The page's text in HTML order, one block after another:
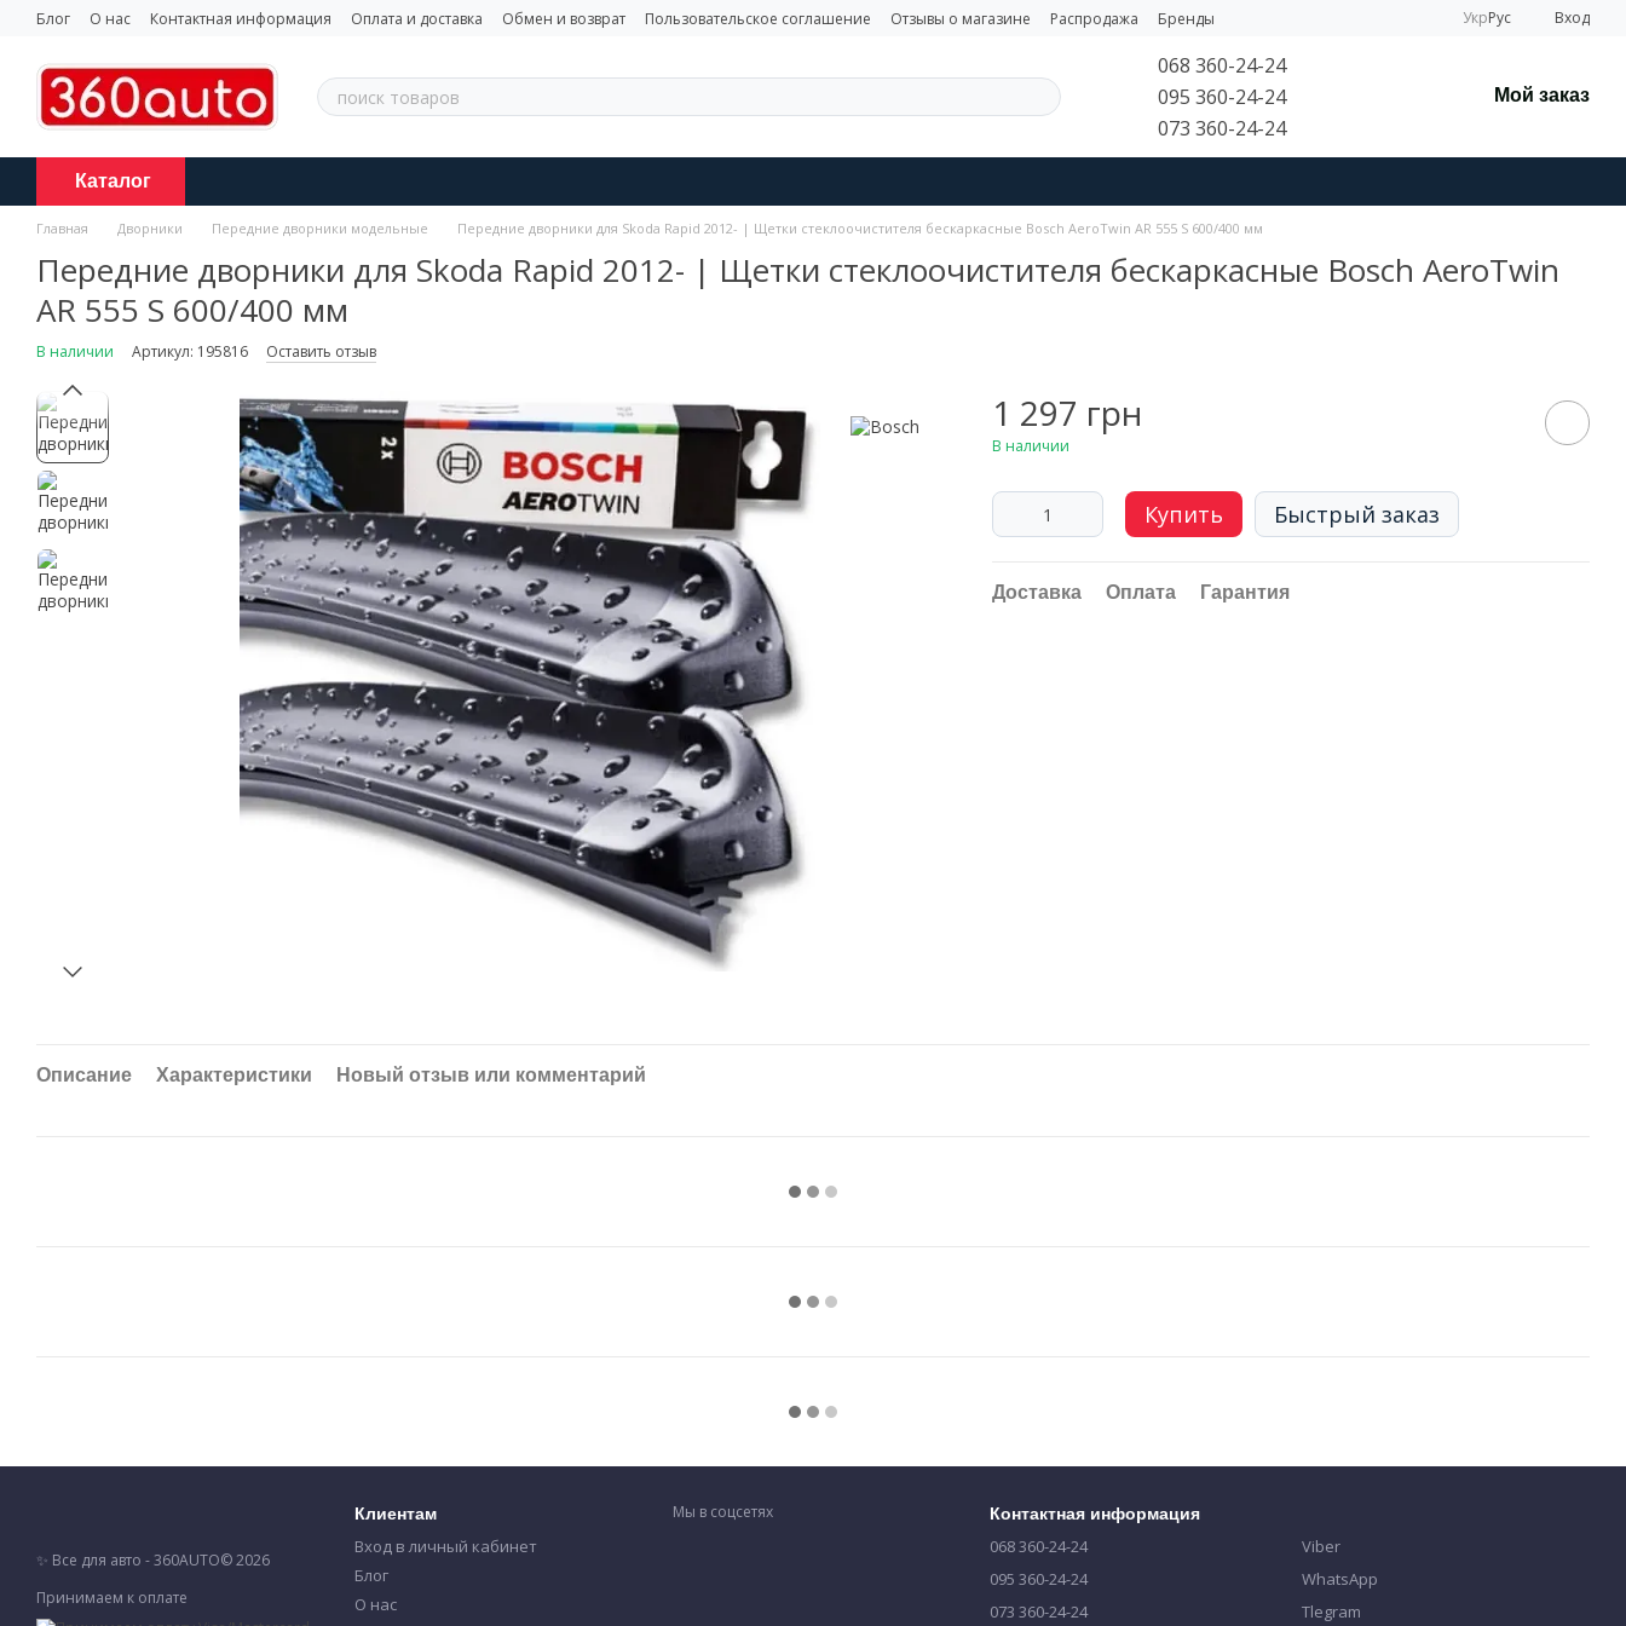
Перейти к основному контенту
Блог О нас Контактная информация Оплата и доставка Обмен и возврат Пользовательское соглашение Отзывы о магазине Распродажа Бренды УкрРус Вход
068 360-24-24
095 360-24-24
073 360-24-24
Мой заказ
Каталог
Главная Дворники Передние дворники модельные Передние дворники для Skoda Rapid 2012- | Щетки стеклоочистителя бескаркасные Bosch AeroTwin AR 555 S 600/400 мм
Передние дворники для Skoda Rapid 2012- | Щетки стеклоочистителя бескаркасные Bosch AeroTwin
AR 555 S 600/400 мм
В наличии Артикул: 195816 Оставить отзыв
1 297 грн
В наличии
Купить Быстрый заказ
Доставка Оплата Гарантия
Описание Характеристики Новый отзыв или комментарий
✨ Все для авто - 360AUTO© 2026
Принимаем к оплате
Клиентам
Вход в личный кабинет
Блог
О нас
Мы в соцсетях Контактная информация
068 360-24-24
095 360-24-24
073 360-24-24
Viber
WhatsApp
Tlegram